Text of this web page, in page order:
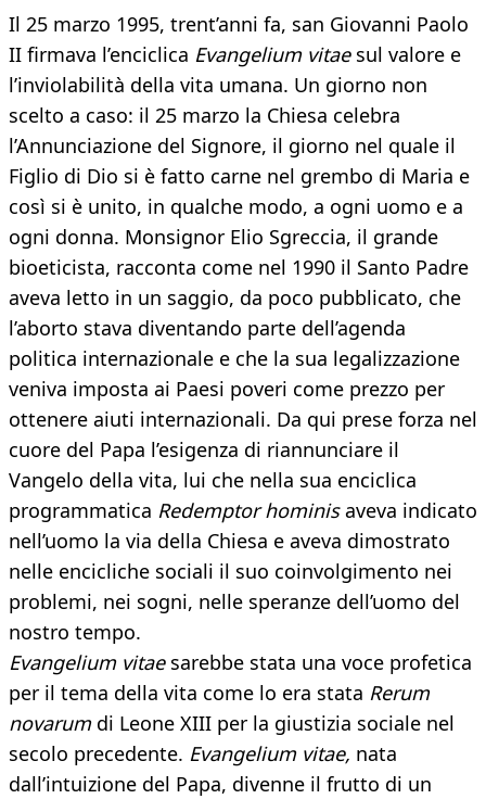
Il 25 marzo 1995, trent’anni fa, san Giovanni Paolo
II firmava l’enciclica Evangelium vitaesul valore e
l’inviolabilità della vita umana. Un giorno non
scelto a caso: il 25 marzo la Chiesa celebra
l’Annunciazione del Signore, il giorno nel quale il
Figlio di Dio si è fatto carne nel grembo di Maria e
così si è unito, in qualche modo, a ogni uomo e a
ogni donna. Monsignor Elio Sgreccia, il grande
bioeticista, racconta come nel 1990 il Santo Padre
aveva letto in un saggio, da poco pubblicato, che
l’aborto stava diventando parte dell’agenda
politica internazionale e che la sua legalizzazione
veniva imposta ai Paesi poveri come prezzo per
ottenere aiuti internazionali. Da qui prese forza nel
cuore del Papa l’esigenza di riannunciare il
Vangelo della vita, lui che nella sua enciclica
programmatica Redemptor hominisaveva indicato
nell’uomo la via della Chiesa e aveva dimostrato
nelle encicliche sociali il suo coinvolgimento nei
problemi, nei sogni, nelle speranze dell’uomo del
nostro tempo.
Evangelium vitaesarebbe stata una voce profetica
per il tema della vita come lo era stata Rerum
novarumdi Leone XIII per la giustizia sociale nel
secolo precedente. Evangelium vitae, nata
dall’intuizione del Papa, divenne il frutto di un